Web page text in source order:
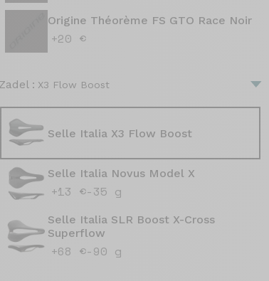
uw opties
Origine Théorème FS GTO Race Noir
+20 €
Zadel : X3 Flow Boost
Selle Italia X3 Flow Boost
Selle Italia Novus Model X
+13 €-35 g
Selle Italia SLR Boost X-Cross
Superflow
+68 €-90 g